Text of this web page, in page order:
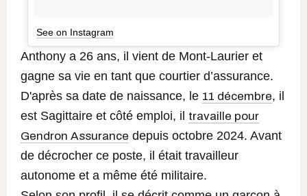
See on Instagram
Anthony a 26 ans, il vient de Mont-Laurier et
gagne sa vie en tant que courtier d’assurance.
D'après sa date de naissance, le 11 décembre, il
est Sagittaire et côté emploi, il travaille pour
Gendron Assurance depuis octobre 2024. Avant
de décrocher ce poste, il était travailleur
autonome et a même été militaire.